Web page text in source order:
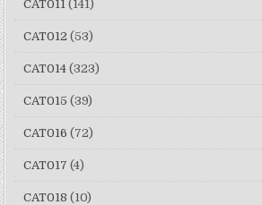
CAT011 (141)
CAT012 (53)
CAT014 (323)
CAT015 (39)
CAT016 (72)
CAT017 (4)
CAT018 (10)